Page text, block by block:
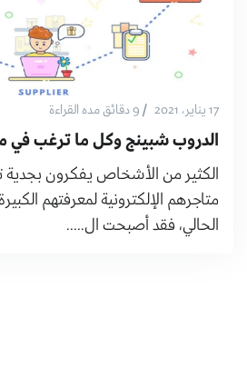
17 يناير، 2021 /9 دقائق مده القراءة
الدروب شبينج وكل ما ترغب في
الكثير من الأشخاص يفكرون بجدية
متاجرهم الإلكترونية لمعرفتهم
الحالي، فقد أصبحت ال.....